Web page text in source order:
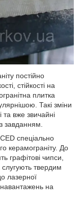
постійно
стійкості на
плитка
Такі зміни
вже звичайні
завданням.
спеціально
керамограніту. До
графітові чипси,
слугують твердим
лазерної
на